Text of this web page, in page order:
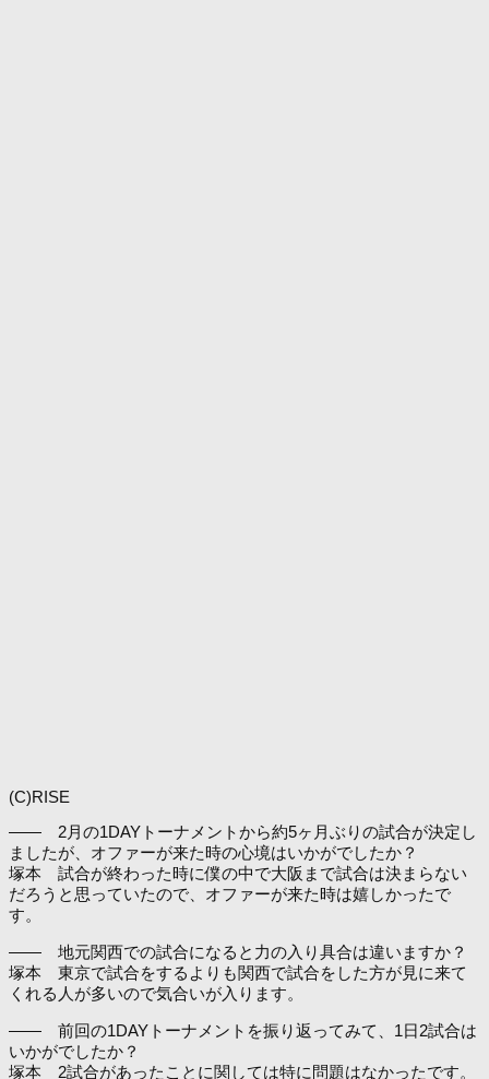
(C)RISE
―― 2月の1DAYトーナメントから約5ヶ月ぶりの試合が決定し
ましたが、オファーが来た時の心境はいかがでしたか？
塚本 試合が終わった時に僕の中で大阪まで試合は決まらない
だろうと思っていたので、オファーが来た時は嬉しかったで
す。
―― 地元関西での試合になると力の入り具合は違いますか？
塚本 東京で試合をするよりも関西で試合をした方が見に来て
くれる人が多いので気合いが入ります。
―― 前回の1DAYトーナメントを振り返ってみて、1日2試合は
いかがでしたか？
塚本 2試合があったことに関しては特に問題はなかったです。